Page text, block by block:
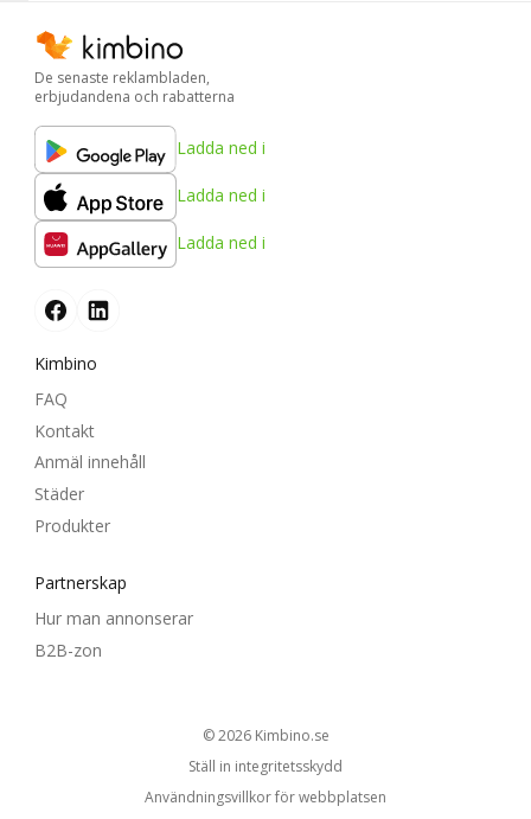
De senaste reklambladen,
erbjudandena och rabatterna
Ladda ned i
Ladda ned i
Ladda ned i
Kimbino
FAQ
Kontakt
Anmäl innehåll
Städer
Produkter
Partnerskap
Hur man annonserar
B2B-zon
© 2026 kimbino.se
Ställ in integritetsskydd
Användningsvillkor för webbplatsen